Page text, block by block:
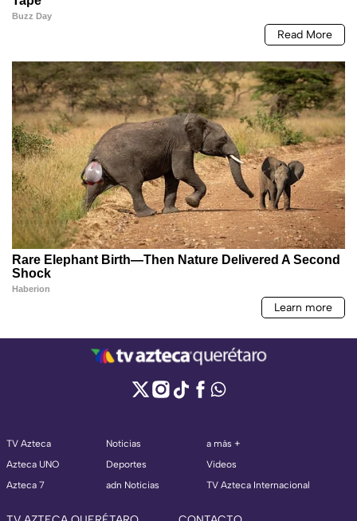
TV Azteca
Azteca UNO
Azteca 7
Noticias
Deportes
adn Noticias
a más +
Videos
TV Azteca Internacional